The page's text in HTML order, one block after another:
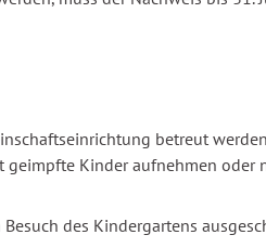
betreut
Kinder aufnehmen
des Kindergartens